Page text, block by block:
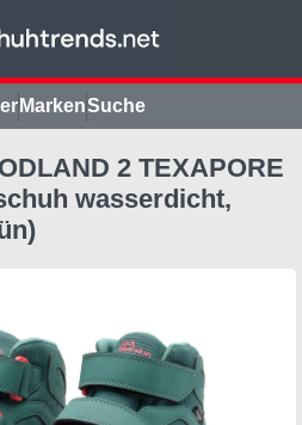
MarkenSuche
2 TEXAPORE
wasserdicht,